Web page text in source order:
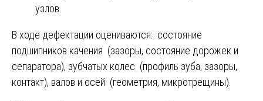
узлов.
В ходе дефектации оцениваются: состояние
подшипников качения (зазоры, состояние дорожек и
сепаратора), зубчатых колес (профиль зуба, зазоры,
контакт), валов и осей (геометрия, микротрещины).